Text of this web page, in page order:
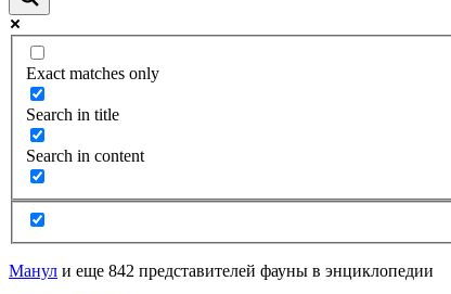
Exact matches only
Search in title
Search in content
Манул и еще 842 представителей фауны в энциклопедии